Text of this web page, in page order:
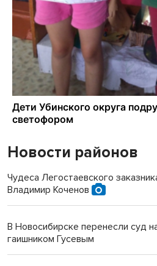
Новости районов
Чудеса Легостаевского
Владимир Коченов
В Новосибирске перенесли суд
гаишником Гусевым